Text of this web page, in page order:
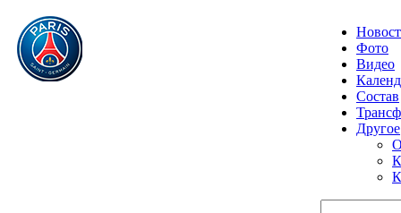
Фото
Видео
Состав
Другое